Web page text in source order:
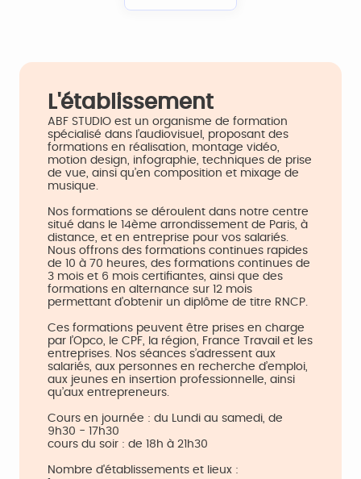
L'établissement
ABF STUDIO est un organisme de formation
spécialisé dans l’audiovisuel, proposant des
formations en réalisation, montage vidéo,
motion design, infographie, techniques de prise
de vue, ainsi qu’en composition et mixage de
musique.
Nos formations se déroulent dans notre centre
situé dans le 14ème arrondissement de Paris, à
distance, et en entreprise pour vos salariés.
Nous offrons des formations continues rapides
de 10 à 70 heures, des formations continues de
3 mois et 6 mois certifiantes, ainsi que des
formations en alternance sur 12 mois
permettant d’obtenir un diplôme de titre RNCP.
Ces formations peuvent être prises en charge
par l’Opco, le CPF, la région, France Travail et les
entreprises. Nos séances s’adressent aux
salariés, aux personnes en recherche d’emploi,
aux jeunes en insertion professionnelle, ainsi
qu’aux entrepreneurs.
Cours en journée : du Lundi au samedi, de
9h30 - 17h30
cours du soir : de 18h à 21h30
Nombre d'établissements et lieux :